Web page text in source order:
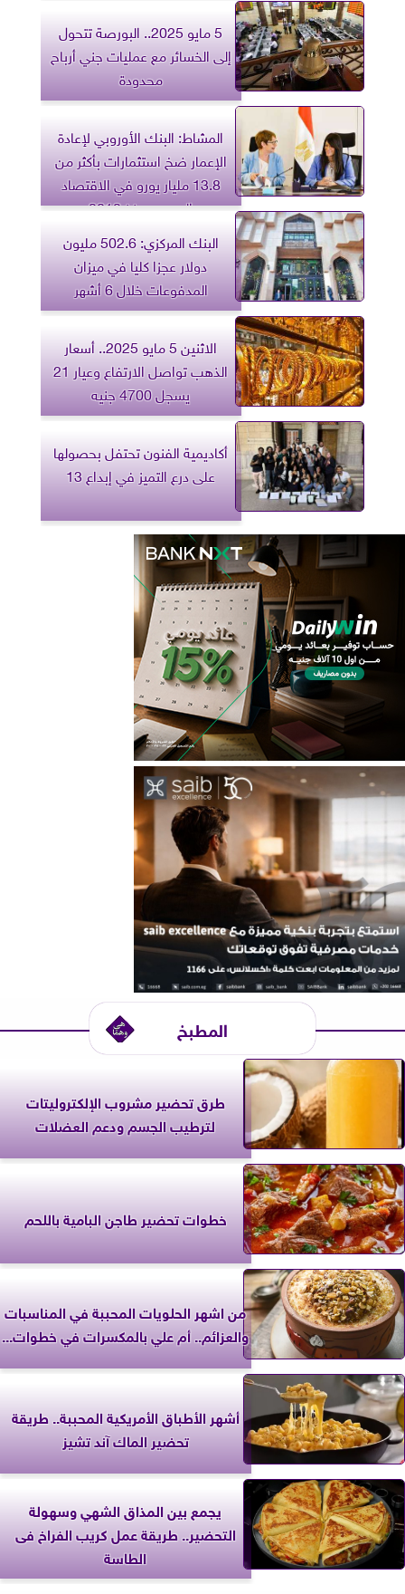
5 مايو 2025.. البورصة تتحول
إلى الخسائر مع عمليات جني أرباح
محدودة
المشاط: البنك الأوروبي لإعادة
الإعمار ضخ استثمارات بأكثر من
13.8 مليار يورو في الاقتصاد
المصري منذ 2012
البنك المركزي: 502.6 مليون
دولار عجزا كليا في ميزان
المدفوعات خلال 6 أشهر
الاثنين 5 مايو 2025.. أسعار
الذهب تواصل الارتفاع وعيار 21
يسجل 4700 جنيه
أكاديمية الفنون تحتفل بحصولها
على درع التميز في إبداع 13
المطبخ
طرق تحضير مشروب الإلكتروليتات
لترطيب الجسم ودعم العضلات
خطوات تحضير طاجن البامية باللحم
من اشهر الحلويات المحببة في المناسبات
والعزائم.. أم علي بالمكسرات في خطوات...
أشهر الأطباق الأمريكية المحببة.. طريقة
تحضير الماك آند تشيز
يجمع بين المذاق الشهي وسهولة
التحضير.. طريقة عمل كريب الفراخ فى
الطاسة